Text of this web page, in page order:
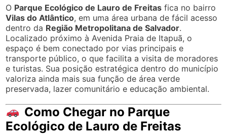
O Parque Ecológico de Lauro de Freitas fica no bairro
Vilas do Atlântico, em uma área urbana de fácil acesso
dentro da Região Metropolitana de Salvador.
Localizado próximo à Avenida Praia de Itapuã, o
espaço é bem conectado por vias principais e
transporte público, o que facilita a visita de moradores
e turistas. Sua posição estratégica dentro do município
valoriza ainda mais sua função de área verde
preservada, lazer comunitário e educação ambiental.
Como Chegar no Parque
Ecológico de Lauro de Freitas